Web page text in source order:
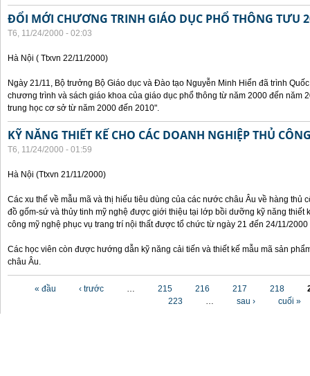
ĐỔI MỚI CHƯƠNG TRINH GIÁO DỤC PHỔ THÔNG TƯU
T6, 11/24/2000 - 02:03
Hà Nội ( Ttxvn 22/11/2000)
Ngày 21/11, Bộ trưởng Bộ Giáo dục và Đào tạo Nguyễn Minh Hiển đã trình
chương trình và sách giáo khoa của giáo dục phổ thông từ năm 2000 đến năm
trung học cơ sở từ năm 2000 đến 2010".
KỸ NĂNG THIẾT KẾ CHO CÁC DOANH NGHIỆP THỦ
T6, 11/24/2000 - 01:59
Hà Nội (Ttxvn 21/11/2000)
Các xu thế về mẫu mã và thị hiếu tiêu dùng của các nước châu Âu về hàng thủ
đồ gốm-sứ và thủy tinh mỹ nghệ được giới thiệu tại lớp bồi dưỡng kỹ năng thiết
công mỹ nghệ phục vụ trang trí nội thất được tổ chức từ ngày 21 đến 24/11/2000
Các học viên còn được hướng dẫn kỹ năng cải tiến và thiết kế mẫu mã sản
châu Âu.
« đầu ‹ trước … 215 216 217 218
223
… sau › cuối »